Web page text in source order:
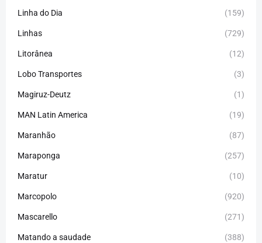
Linha do Dia (159)
Linhas (729)
Litorânea (12)
Lobo Transportes (3)
Magiruz-Deutz (1)
MAN Latin America (19)
Maranhão (87)
Maraponga (257)
Maratur (10)
Marcopolo (920)
Mascarello (271)
Matando a saudade (388)